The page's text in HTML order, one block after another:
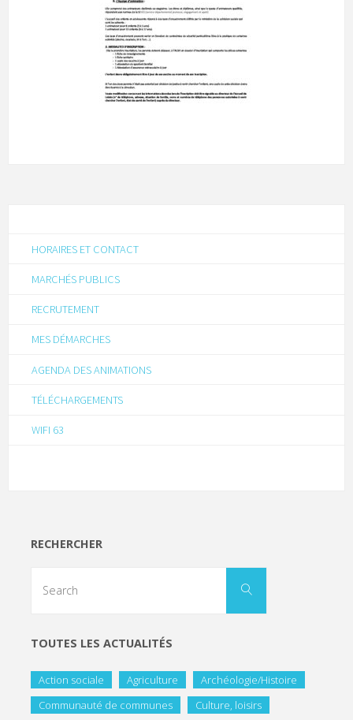
HORAIRES ET CONTACT
MARCHÉS PUBLICS
RECRUTEMENT
MES DÉMARCHES
AGENDA DES ANIMATIONS
TÉLÉCHARGEMENTS
WIFI 63
RECHERCHER
TOUTES LES ACTUALITÉS
Action sociale Agriculture
Archéologie/Histoire
Communauté de communes
Culture, loisirs